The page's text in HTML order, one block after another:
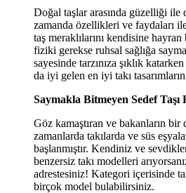
Doğal taşlar arasında güzelliği ile
zamanda özellikleri ve faydaları
taş meraklılarını kendisine
fiziki gerekse ruhsal sağlığa
sayesinde tarzınıza şıklık katarken
da iyi gelen en iyi takı
Saymakla Bitmeyen Sedef Taşı
Göz kamaştıran ve bakanların bir
zamanlarda takılarda ve süs
başlanmıştır. Kendiniz ve
benzersiz takı modelleri
adrestesiniz! Kategori içerisinde
birçok model bulabilirsiniz.